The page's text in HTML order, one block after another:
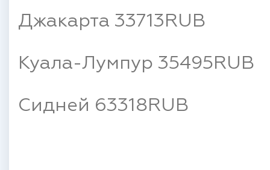
Джакарта 33713RUB
Куала-Лумпур 35495RUB
Сидней 63318RUB